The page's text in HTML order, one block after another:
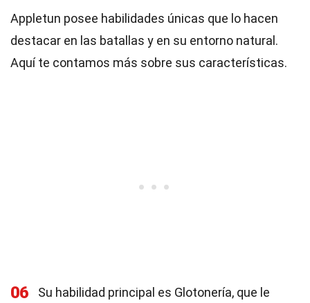
Appletun posee habilidades únicas que lo hacen
destacar en las batallas y en su entorno natural.
Aquí te contamos más sobre sus características.
06
Su habilidad principal es Glotonería, que le